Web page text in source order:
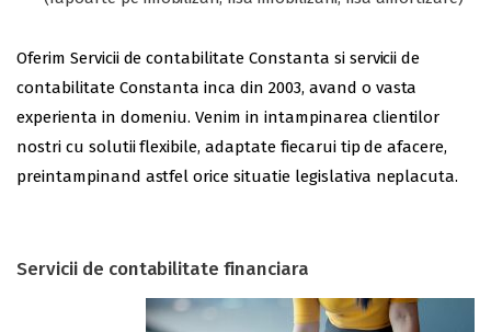
Oferim Servicii de contabilitate Constanta si servicii de
contabilitate Constanta inca din 2003, avand o vasta
experienta in domeniu. Venim in intampinarea clientilor
nostri cu solutii flexibile, adaptate fiecarui tip de afacere,
preintampinand astfel orice situatie legislativa neplacuta.
Servicii de contabilitate financiara